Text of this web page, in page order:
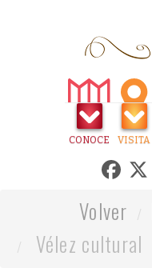
CONOCE VISITA
Volver
Vélez cultural